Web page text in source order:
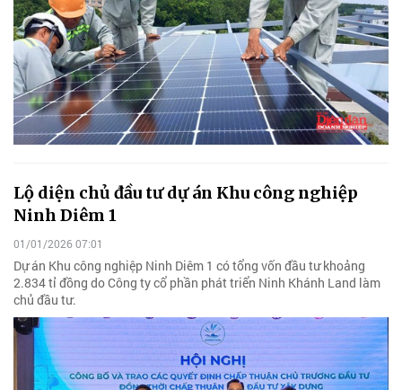
Lộ diện chủ đầu tư dự án Khu công nghiệp
Ninh Diêm 1
01/01/2026 07:01
Dự án Khu công nghiệp Ninh Diêm 1 có tổng vốn đầu tư khoảng
2.834 tỉ đồng do Công ty cổ phần phát triển Ninh Khánh Land làm
chủ đầu tư.